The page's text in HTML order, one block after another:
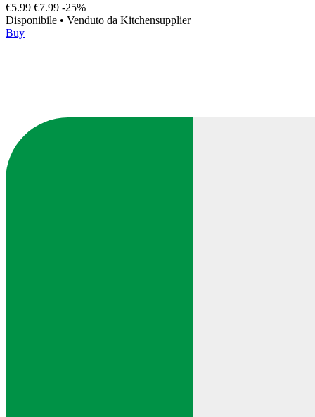
€5.99 €7.99 -25%
Disponibile • Venduto da Kitchensupplier
Buy